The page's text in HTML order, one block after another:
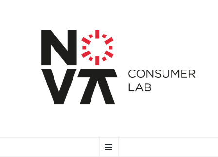
TO